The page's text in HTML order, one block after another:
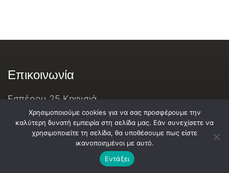
Επικοινωνία
Εσπέρου 25 Κηφισιά
697 304 6561
vvvalandreas@lifelab.gr
© Copyright 2016-2026 LifeLab.gr
Χρησιμοποιούμε cookies για να σας προσφέρουμε την
καλύτερη δυνατή εμπειρία στη σελίδα μας. Εάν συνεχίσετε να
χρησιμοποιείτε τη σελίδα, θα υποθέσουμε πως είστε
ικανοποιημένοι με αυτό.
Εντάξει